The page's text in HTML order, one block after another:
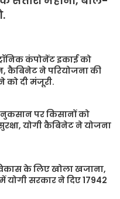
कंपोनेंट इकाई को
कैबिनेट ने परियोजना की
को दी मंजूरी.
पर किसानों को
योगी कैबिनेट ने योजना
के लिए खोला खजाना,
योगी सरकार ने दिए 17942